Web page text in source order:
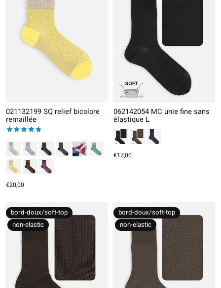
021132199 SQ relief bicolore
remaillée
The rating of this product is
out of 5
€20,00
062142054 MC unie fine sans
élastique L
€17,00
bord-doux/soft-top
non-elastic
bord-doux/soft-top
non-elastic